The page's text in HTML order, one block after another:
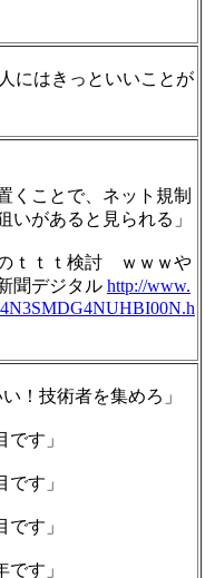
にはきっといいことが
くことで、ネット規制
いがあると見られる」
ｔｔｔ検討 ｗｗｗや
聞デジタル http://www.
！技術者を集めろ」
す」
す」
す」
す」